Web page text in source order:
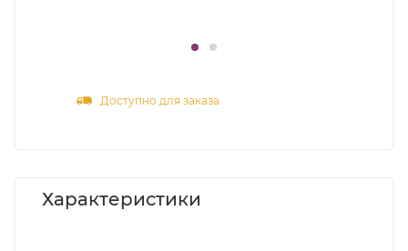
Доступно для заказа
Характеристики